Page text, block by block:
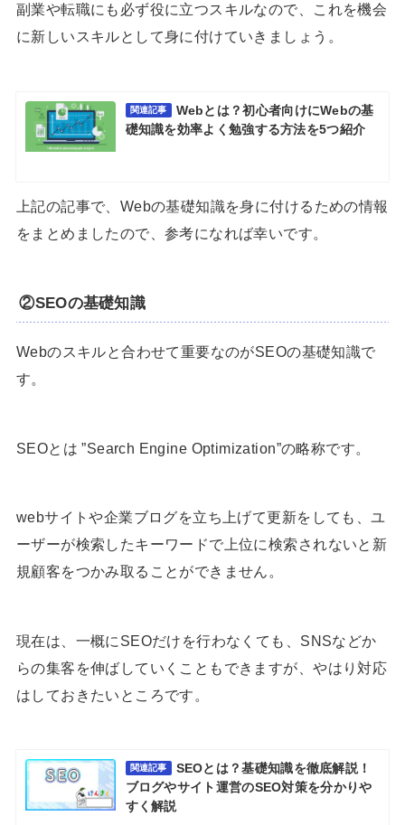
副業や転職にも必ず役に立つスキルなので、これを機会
に新しいスキルとして身に付けていきましょう。
関連記事
Webとは？初心者向けにWebの基
礎知識を効率よく勉強する方法を5つ紹介
上記の記事で、Webの基礎知識を身に付けるための情報
をまとめましたので、参考になれば幸いです。
②SEOの基礎知識
Webのスキルと合わせて重要なのがSEOの基礎知識で
す。
SEOとは ”Search Engine Optimization”の略称です。
webサイトや企業ブログを立ち上げて更新をしても、ユ
ーザーが検索したキーワードで上位に検索されないと新
規顧客をつかみ取ることができません。
現在は、一概にSEOだけを行わなくても、SNSなどか
らの集客を伸ばしていくこともできますが、やはり対応
はしておきたいところです。
関連記事
SEOとは？基礎知識を徹底解説！
ブログやサイト運営のSEO対策を分かりや
すく解説